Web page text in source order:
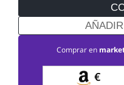
Comprar en
€